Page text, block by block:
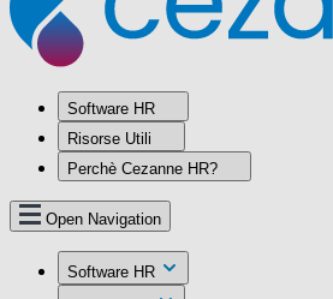
Software HR
Risorse Utili
Perchè Cezanne HR?
Open Navigation
Software HR